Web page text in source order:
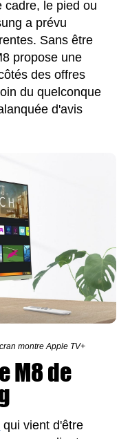
cadre, le pied ou
a prévu
Sans être
propose une
des offres
du quelconque
d'avis
montre Apple TV+
M8 de
qui vient d'être